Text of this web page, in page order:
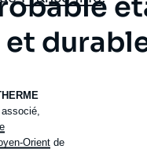
Orientde